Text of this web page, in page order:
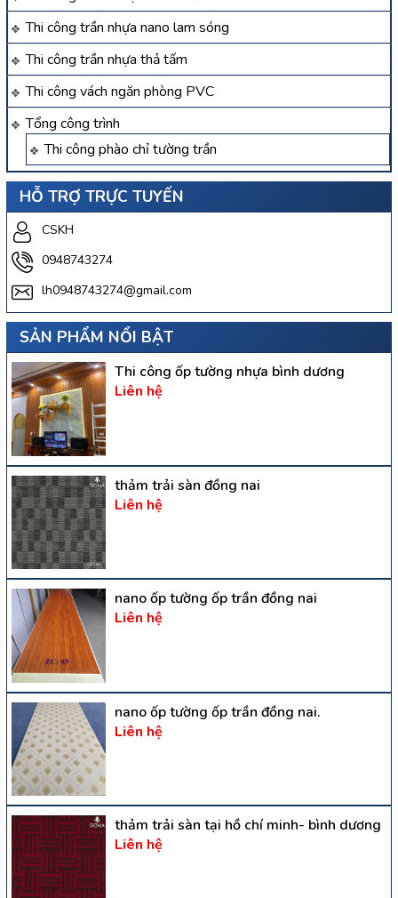
Thi công trần nhựa nano lam sóng
Thi công trần nhựa thả tấm
Thi công vách ngăn phòng PVC
Tổng công trình
Thi công phào chỉ tường trần
HỖ TRỢ TRỰC TUYẾN
CSKH
0948743274
lh0948743274@gmail.com
SẢN PHẨM NỔI BẬT
Thi công ốp tường nhựa bình dương
Liên hệ
thảm trải sàn đồng nai
Liên hệ
nano ốp tường ốp trần đồng nai
Liên hệ
nano ốp tường ốp trần đồng nai.
Liên hệ
thảm trải sàn tại hồ chí minh- bình dương
Liên hệ